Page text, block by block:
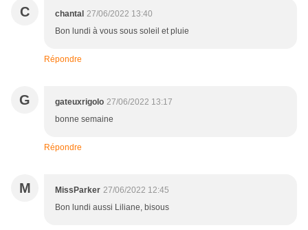
C chantal 27/06/2022 13:40
Bon lundi à vous sous soleil et pluie
Répondre
G gateuxrigolo 27/06/2022 13:17
bonne semaine
Répondre
M MissParker 27/06/2022 12:45
Bon lundi aussi Liliane, bisous